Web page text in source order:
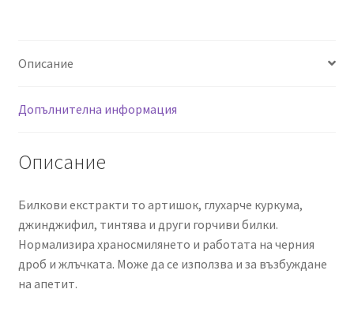
Описание
Допълнителна информация
Описание
Билкови екстракти то артишок, глухарче куркума,
джинджифил, тинтява и други горчиви билки.
Нормализира храносмилянето и работата на черния
дроб и жлъчката. Може да се използва и за възбуждане
на апетит.